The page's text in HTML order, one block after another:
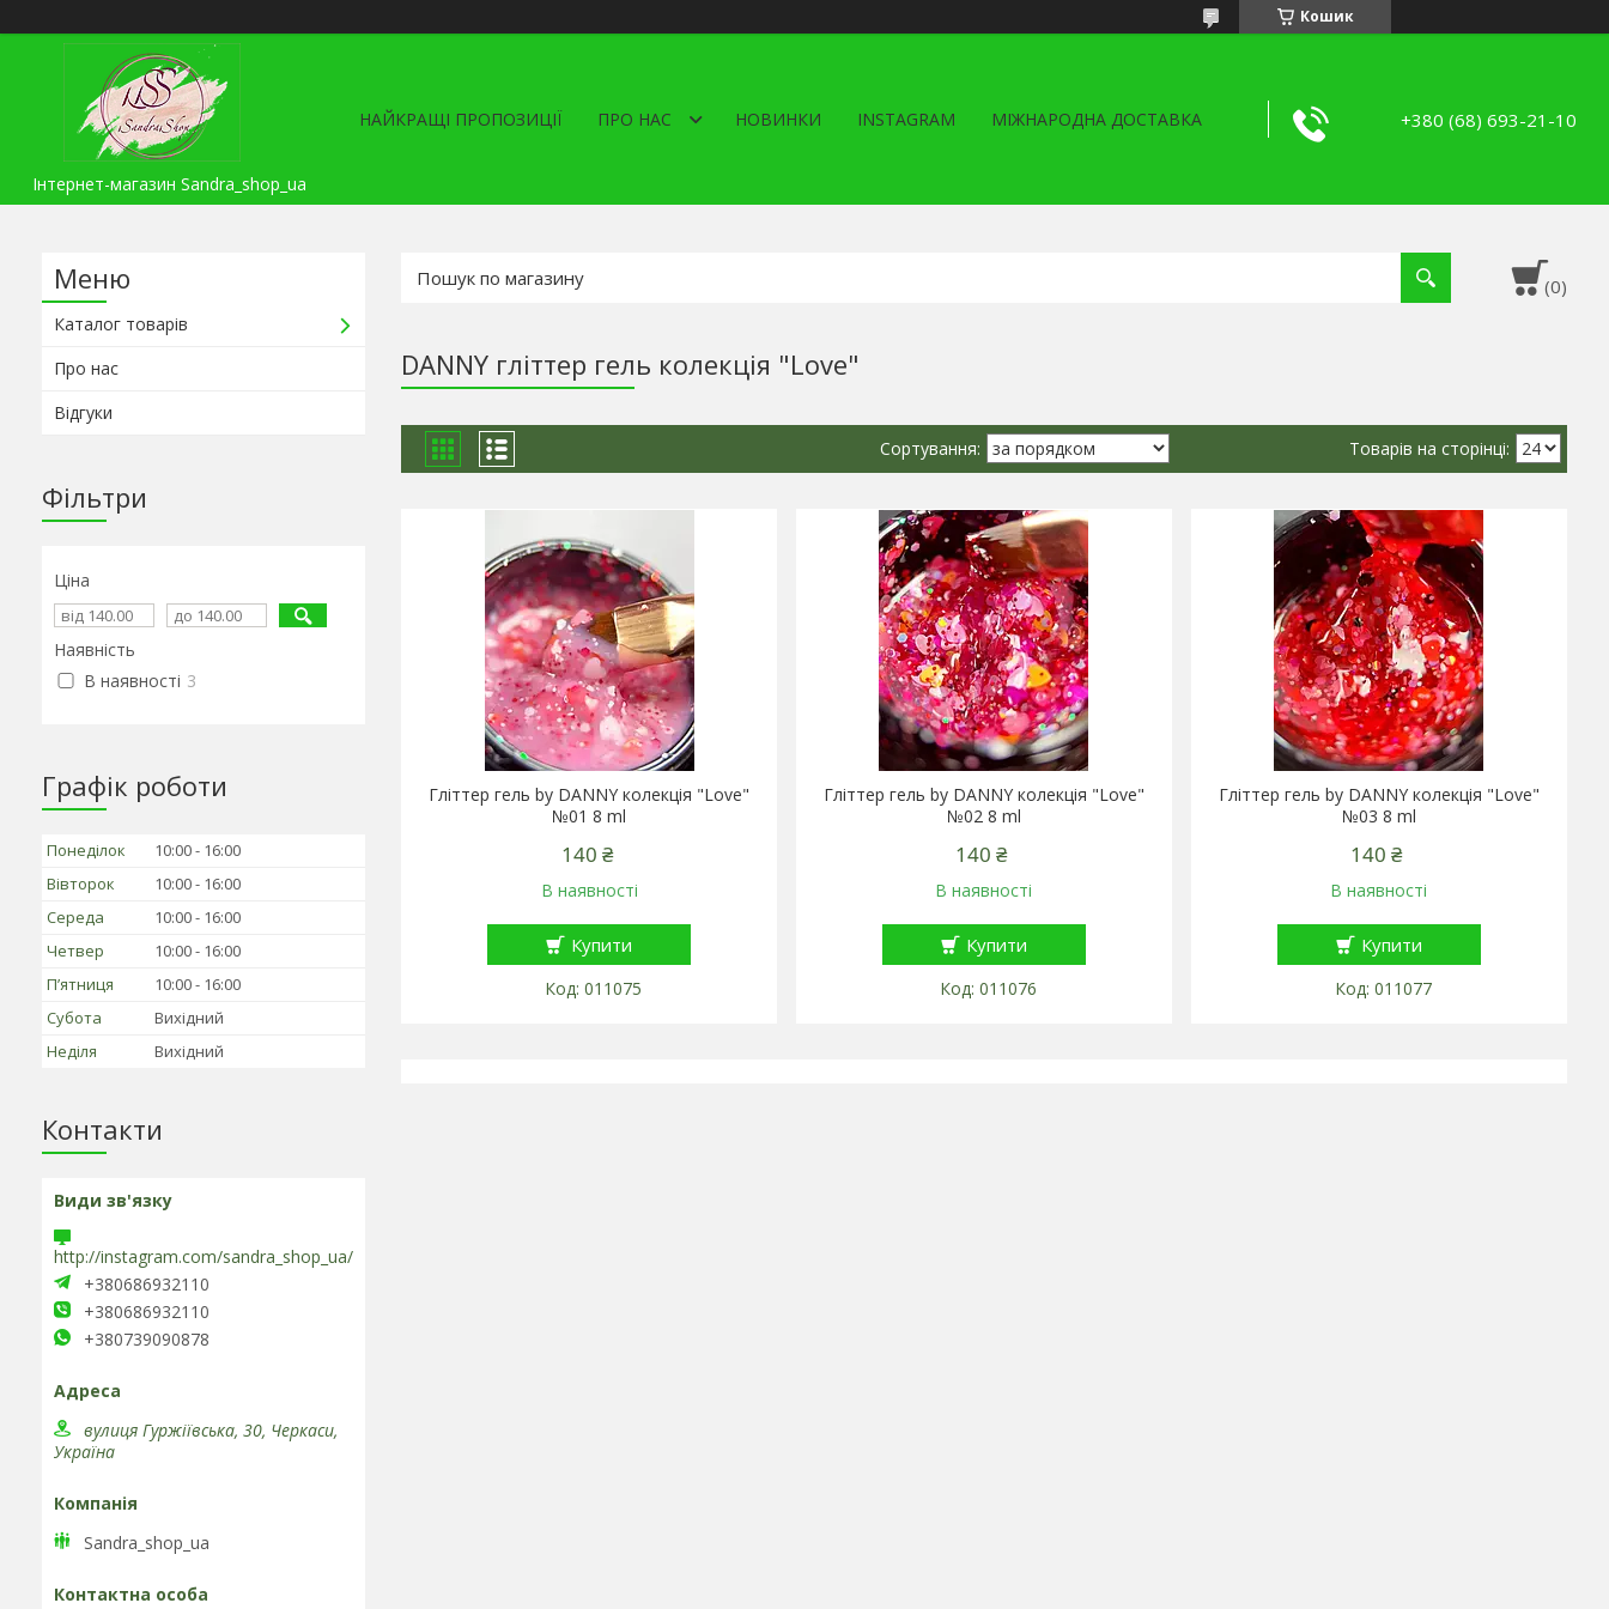
Кошик
Інтернет-магазин Sandra_shop_ua
НАЙКРАЩІ ПРОПОЗИЦІЇ ПРО НАС НОВИНКИ INSTAGRAM МІЖНАРОДНА ДОСТАВКА +380 (68) 693-21-10
DANNY гліттер гель колекція "Love"
Гліттер гель by DANNY колекція "Love"
№01 8 ml
140 ₴
В наявності
Купити
011075
Гліттер гель by DANNY колекція "Love"
№02 8 ml
140 ₴
В наявності
Купити
011076
Гліттер гель by DANNY колекція "Love"
№03 8 ml
140 ₴
В наявності
Купити
011077
Каталог товарів
Про нас
Відгуки
Фільтри
Ціна
Наявність
В наявності 3
Графік роботи
Понеділок 10:00
16:00
Вівторок
10:00
16:00
Середа
10:00
16:00
Четвер
10:00
16:00
Пʼятниця
10:00
16:00
Субота
Вихідний
Неділя
Вихідний
Контакти
http://instagram.com/sandra_shop_ua/
+380686932110
+380686932110
+380739090878
вулиця Гуржіївська, 30, Черкаси,
Україна
Sandra_shop_ua